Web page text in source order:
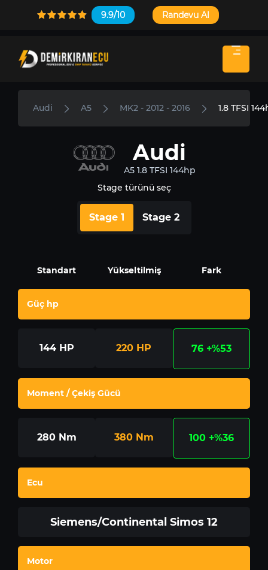
9.9/10 Randevu Al
Audi A5 MK2 - 2012 - 2016 1.8 TFSI
Audi
A5 1.8 TFSI 144hp
Stage türünü seç
Stage 1 Stage 2
Standart Yükseltilmiş Fark
Güç hp
144 HP 220 HP 76 +%53
Moment / Çekiş Gücü
280 Nm 380 Nm 100 +%36
Ecu
Siemens/Continental Simos 12
Motor